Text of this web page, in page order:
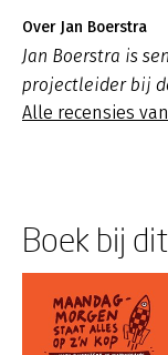
Over Jan Boerstra
Jan Boerstra is
projectleider bij
Alle recensies
Boek bij